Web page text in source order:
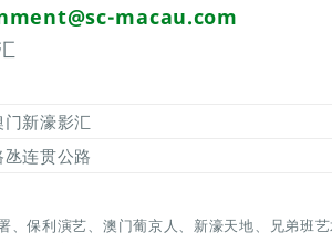
macau.com
门新濠影汇
氹连贯公路
、保利演艺、澳门葡京人、新濠天地、兄弟班